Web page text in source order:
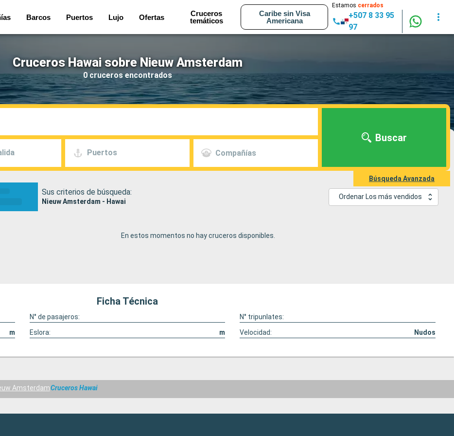
Barcos Puertos Lujo Ofertas
Cruceros
temáticos
Caribe sin Visa
Americana
Estamos cerrados
+507 8 33 95
97
Cruceros Hawai sobre Nieuw Amsterdam
0 cruceros encontrados
Puertos Compañías
Buscar
Búsqueda Avanzada
Sus criterios de búsqueda:
Nieuw Amsterdam - Hawai
Ordenar Los más vendidos
En estos momentos no hay cruceros disponibles.
Ficha Técnica
N° de pasajeros:
N° tripunlates:
m Eslora: m Velocidad: Nudos
AmsterdamCruceros Hawai